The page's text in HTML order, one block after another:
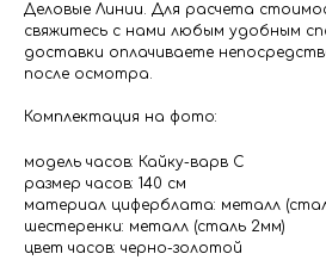
Деловые Линии. Для расчета
свяжитесь с нами любым удобным
доставки оплачиваете
после осмотра.
Комплектация на фото:
модель часов: Кайку-варв С
размер часов: 140 см
материал циферблата: металл
шестеренки: металл (сталь 2мм)
цвет часов: черно-золотой